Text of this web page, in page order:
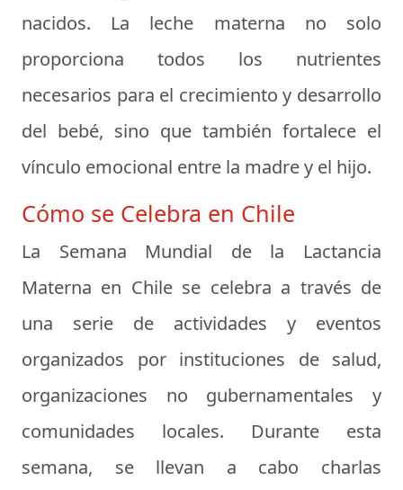
nacidos. La leche materna no solo
proporciona todos los nutrientes
necesarios para el crecimiento y desarrollo
del bebé, sino que también fortalece el
vínculo emocional entre la madre y el hijo.
Cómo se Celebra en Chile
La Semana Mundial de la Lactancia
Materna en Chile se celebra a través de
una serie de actividades y eventos
organizados por instituciones de salud,
organizaciones no gubernamentales y
comunidades locales. Durante esta
semana, se llevan a cabo charlas